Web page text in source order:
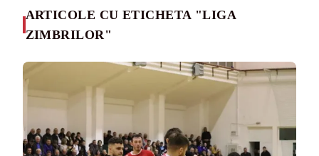
ARTICOLE CU ETICHETA "LIGA
ZIMBRILOR"